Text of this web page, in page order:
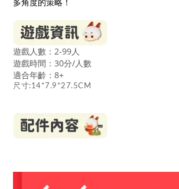
遊戲人數：2-99人
遊戲時間：30分/人數
適合年齡：8+
尺寸:14*7.9*27.5CM